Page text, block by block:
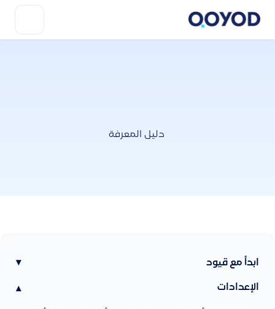
دليل المعرفة
ابدأ مع قيود ▾
الإعدادات ▾